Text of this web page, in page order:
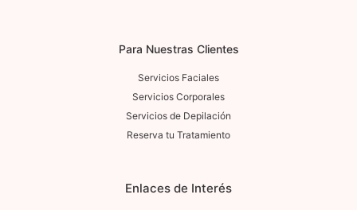
Para Nuestras Clientes
Servicios Faciales
Servicios Corporales
Servicios de Depilación
Reserva tu Tratamiento
Enlaces de Interés